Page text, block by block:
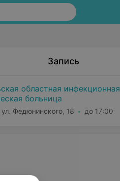
Запись
областная инфекционная
больница
Федюнинского, 18 до 17:00